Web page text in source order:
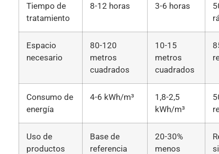
Tiempo de
tratamiento
8-12 horas 3-6 horas
Espacio
necesario
80-120
metros
cuadrados
10-15
metros
cuadrados
Consumo de
energía
4-6 kWh/m³
1,8-2,5
kWh/m³
Uso de
productos
Base de
referencia
20-30%
menos